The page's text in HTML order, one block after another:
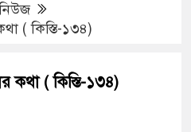
( কিস্তি-১৩৪)
কথা ( কিস্তি-১৩৪)